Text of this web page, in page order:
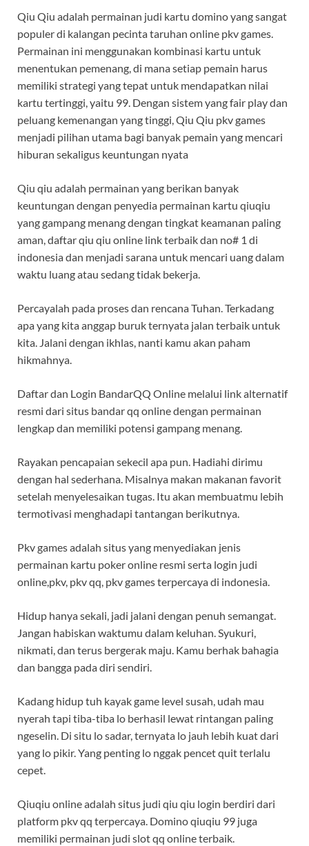
Qiu Qiu adalah permainan judi kartu domino yang sangat
populer di kalangan pecinta taruhan online pkv games.
Permainan ini menggunakan kombinasi kartu untuk
menentukan pemenang, di mana setiap pemain harus
memiliki strategi yang tepat untuk mendapatkan nilai
kartu tertinggi, yaitu 99. Dengan sistem yang fair play dan
peluang kemenangan yang tinggi, Qiu Qiu pkv games
menjadi pilihan utama bagi banyak pemain yang mencari
hiburan sekaligus keuntungan nyata
Qiu qiu adalah permainan yang berikan banyak
keuntungan dengan penyedia permainan kartu qiuqiu
yang gampang menang dengan tingkat keamanan paling
aman, daftar qiu qiu online link terbaik dan no# 1 di
indonesia dan menjadi sarana untuk mencari uang dalam
waktu luang atau sedang tidak bekerja.
Percayalah pada proses dan rencana Tuhan. Terkadang
apa yang kita anggap buruk ternyata jalan terbaik untuk
kita. Jalani dengan ikhlas, nanti kamu akan paham
hikmahnya.
Daftar dan Login BandarQQ Online melalui link alternatif
resmi dari situs bandar qq online dengan permainan
lengkap dan memiliki potensi gampang menang.
Rayakan pencapaian sekecil apa pun. Hadiahi dirimu
dengan hal sederhana. Misalnya makan makanan favorit
setelah menyelesaikan tugas. Itu akan membuatmu lebih
termotivasi menghadapi tantangan berikutnya.
Pkv games adalah situs yang menyediakan jenis
permainan kartu poker online resmi serta login judi
online,pkv, pkv qq, pkv games terpercaya di indonesia.
Hidup hanya sekali, jadi jalani dengan penuh semangat.
Jangan habiskan waktumu dalam keluhan. Syukuri,
nikmati, dan terus bergerak maju. Kamu berhak bahagia
dan bangga pada diri sendiri.
Kadang hidup tuh kayak game level susah, udah mau
nyerah tapi tiba-tiba lo berhasil lewat rintangan paling
ngeselin. Di situ lo sadar, ternyata lo jauh lebih kuat dari
yang lo pikir. Yang penting lo nggak pencet quit terlalu
cepet.
Qiuqiu online adalah situs judi qiu qiu login berdiri dari
platform pkv qq terpercaya. Domino qiuqiu 99 juga
memiliki permainan judi slot qq online terbaik.